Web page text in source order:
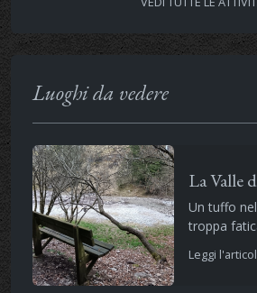
Luoghi da vedere
La Valle
Un tuffo
troppa
Leggi